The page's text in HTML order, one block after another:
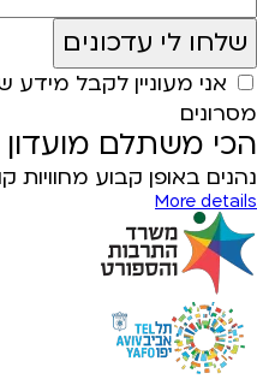
אני מעוניין לקבל מידע
מסרונים
הכי משתלם מועדון
נהנים באופן קבוע מחוויות
More details